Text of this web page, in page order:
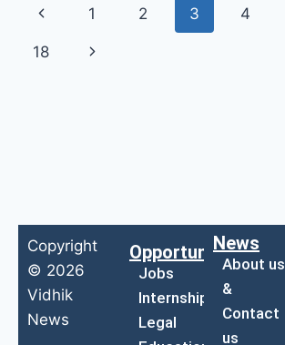
1 2 3 4
18
Copyright
© 2026
Vidhik
News
Opportunities
Jobs
Internship
Legal
News
About us
&
Contact
us